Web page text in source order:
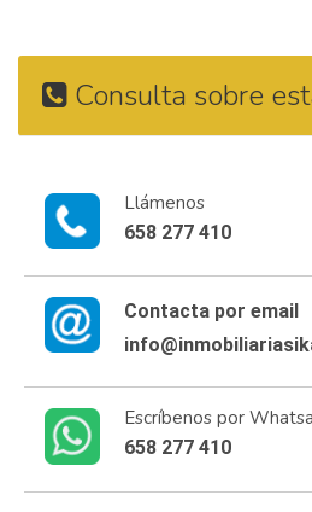
Consulta sobre
Llámenos
658 277 410
Contacta por email
Escríbenos por
658 277 410